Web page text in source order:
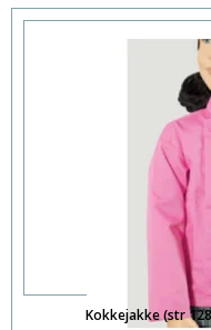
Kokkejakke (str